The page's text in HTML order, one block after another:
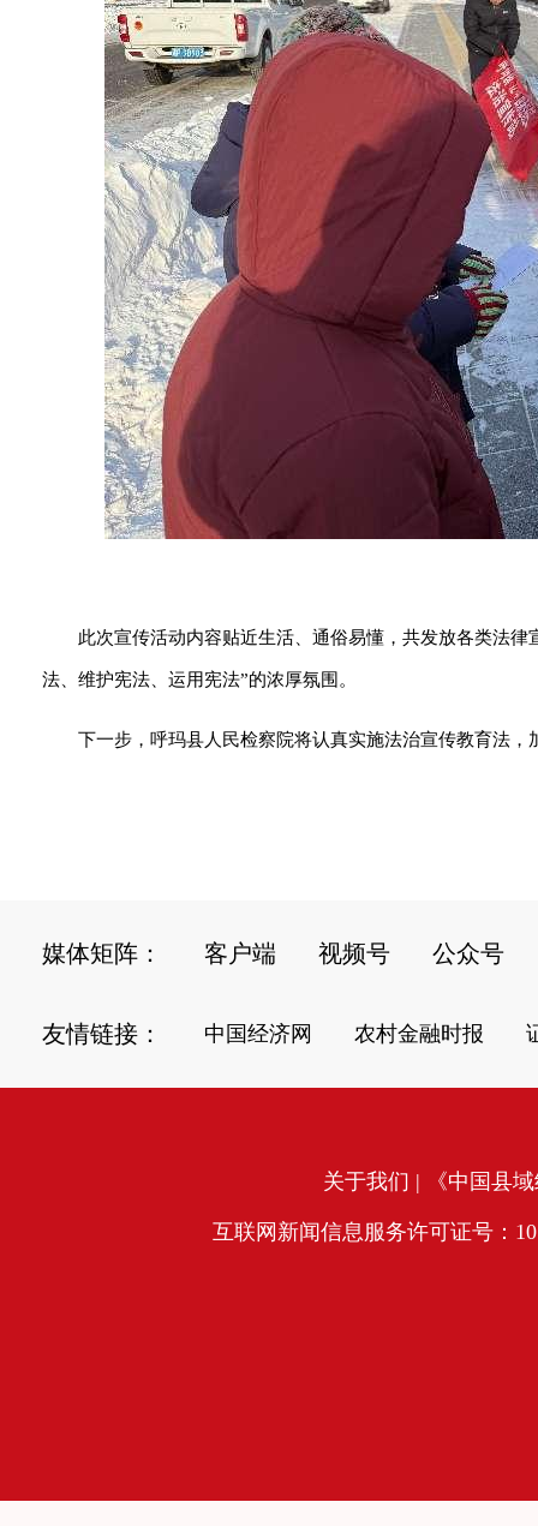
此次宣传活动内容贴近生活、通俗易懂，共发放各类法
法、维护宪法、运用宪法”的浓厚氛围。
下一步，呼玛县人民检察院将认真实施法治宣传教育法
媒体矩阵： 客户端 视频号 公众号
友情链接： 中国经济网 农村金融时报
关于我们 | 《中国县
互联网新闻信息服务许可证号：